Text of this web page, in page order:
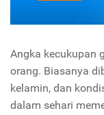
Angka kecukupan
orang. Biasanya
kelamin, dan
dalam sehari